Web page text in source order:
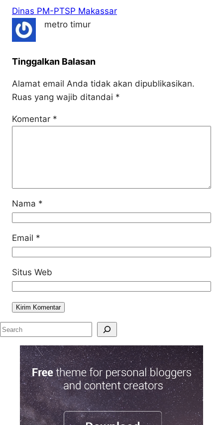
Dinas PM-PTSP Makassar
metro timur
Tinggalkan Balasan
Alamat email Anda tidak akan dipublikasikan.
Ruas yang wajib ditandai *
Komentar *
Nama *
Email *
Situs Web
S